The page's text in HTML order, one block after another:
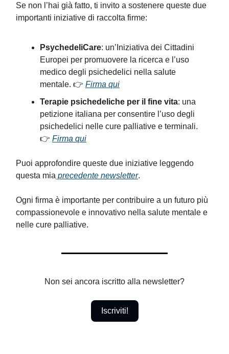
Se non l’hai già fatto, ti invito a sostenere queste due
importanti iniziative di raccolta firme:
PsychedeliCare: un’Iniziativa dei Cittadini
Europei per promuovere la ricerca e l’uso
medico degli psichedelici nella salute
mentale. 👉 Firma qui
Terapie psichedeliche per il fine vita: una
petizione italiana per consentire l’uso degli
psichedelici nelle cure palliative e terminali.
👉 Firma qui
Puoi approfondire queste due iniziative leggendo
questa mia precedente newsletter.
Ogni firma è importante per contribuire a un futuro più
compassionevole e innovativo nella salute mentale e
nelle cure palliative.
Non sei ancora iscritto alla newsletter?
Iscriviti!